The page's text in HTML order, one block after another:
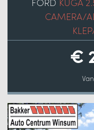
CAMERA/
€